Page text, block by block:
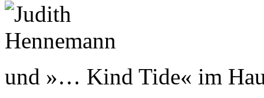
und »… Kind Tide« im